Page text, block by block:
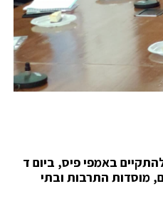
באמפי פיס, ביום ד
מוסדות התרבות ובתי